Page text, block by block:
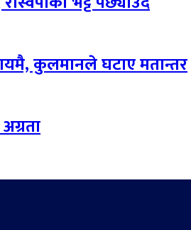
कुलमानले घटाए मतान्तर